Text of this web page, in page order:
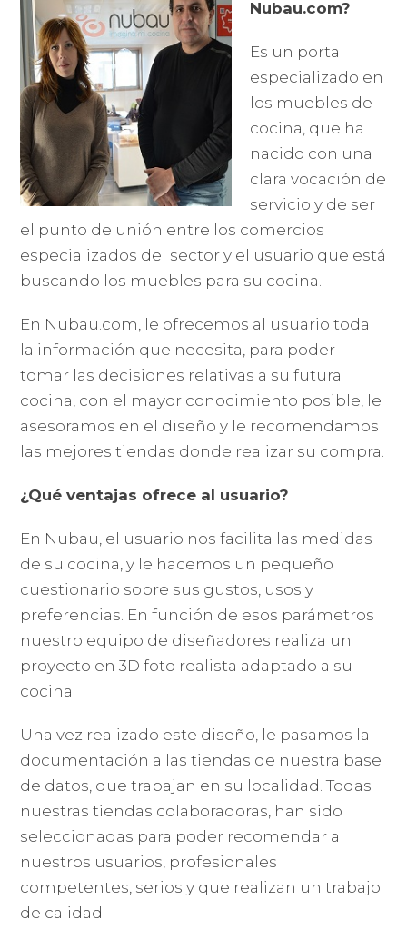
Nubau.com?
Es un portal
especializado en
los muebles de
cocina, que ha
nacido con una
clara vocación de
servicio y de ser
el punto de unión entre los comercios
especializados del sector y el usuario que está
buscando los muebles para su cocina.
En Nubau.com, le ofrecemos al usuario toda
la información que necesita, para poder
tomar las decisiones relativas a su futura
cocina, con el mayor conocimiento posible, le
asesoramos en el diseño y le recomendamos
las mejores tiendas donde realizar su compra.
¿Qué ventajas ofrece al usuario?
En Nubau, el usuario nos facilita las medidas
de su cocina, y le hacemos un pequeño
cuestionario sobre sus gustos, usos y
preferencias. En función de esos parámetros
nuestro equipo de diseñadores realiza un
proyecto en 3D foto realista adaptado a su
cocina.
Una vez realizado este diseño, le pasamos la
documentación a las tiendas de nuestra base
de datos, que trabajan en su localidad. Todas
nuestras tiendas colaboradoras, han sido
seleccionadas para poder recomendar a
nuestros usuarios, profesionales
competentes, serios y que realizan un trabajo
de calidad.